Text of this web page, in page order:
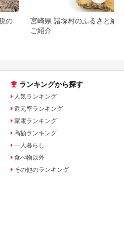
の
宮崎県 諸塚村のふるさと納
ご紹介
ランキングから探す
人気ランキング
還元率ランキング
家電ランキング
高額ランキング
一人暮らし
食べ物以外
その他のランキング